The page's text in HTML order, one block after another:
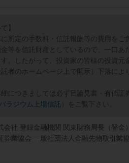
】
所定の手数料・信託報酬等の費用をご
等を信託財産としているので、一口
す。したがって、投資家の皆様の投資
託者のホームページ上で開示）下落に
細につきましては必ず目論見書・有価証
ラジウム上場信託 ）をご覧下さい。
会社 登録金融機関 関東財務局長（登金
券業協会 一般社団法人金融先物取引